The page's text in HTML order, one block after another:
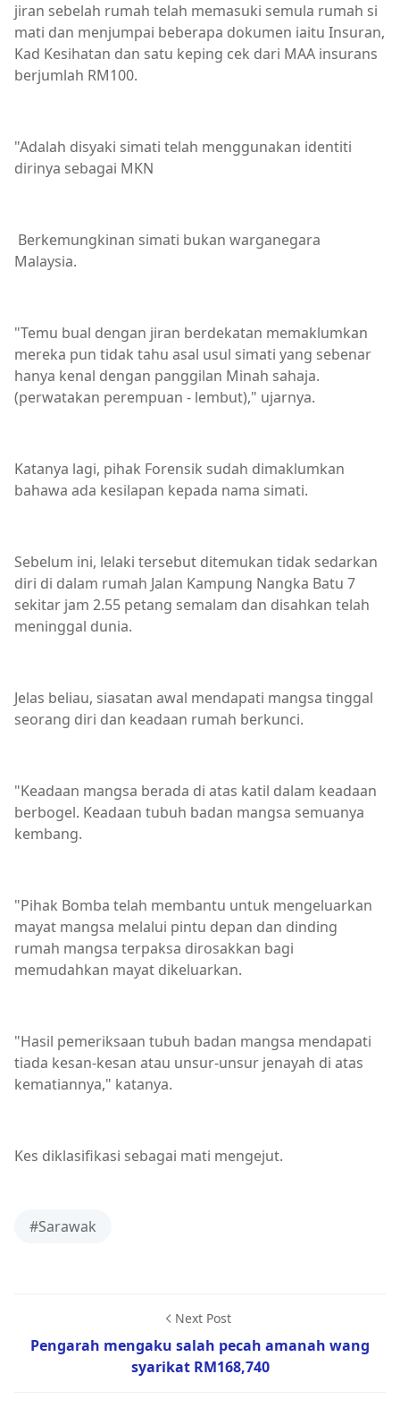
jiran sebelah rumah telah memasuki semula rumah si
mati dan menjumpai beberapa dokumen iaitu Insuran,
Kad Kesihatan dan satu keping cek dari MAA insurans
berjumlah RM100.
"Adalah disyaki simati telah menggunakan identiti
dirinya sebagai MKN
Berkemungkinan simati bukan warganegara
Malaysia.
"Temu bual dengan jiran berdekatan memaklumkan
mereka pun tidak tahu asal usul simati yang sebenar
hanya kenal dengan panggilan Minah sahaja.
(perwatakan perempuan - lembut)," ujarnya.
Katanya lagi, pihak Forensik sudah dimaklumkan
bahawa ada kesilapan kepada nama simati.
Sebelum ini, lelaki tersebut ditemukan tidak sedarkan
diri di dalam rumah Jalan Kampung Nangka Batu 7
sekitar jam 2.55 petang semalam dan disahkan telah
meninggal dunia.
Jelas beliau, siasatan awal mendapati mangsa tinggal
seorang diri dan keadaan rumah berkunci.
"Keadaan mangsa berada di atas katil dalam keadaan
berbogel. Keadaan tubuh badan mangsa semuanya
kembang.
"Pihak Bomba telah membantu untuk mengeluarkan
mayat mangsa melalui pintu depan dan dinding
rumah mangsa terpaksa dirosakkan bagi
memudahkan mayat dikeluarkan.
"Hasil pemeriksaan tubuh badan mangsa mendapati
tiada kesan-kesan atau unsur-unsur jenayah di atas
kematiannya," katanya.
Kes diklasifikasi sebagai mati mengejut.
#Sarawak
Next Post
Pengarah mengaku salah pecah amanah wang
syarikat RM168,740